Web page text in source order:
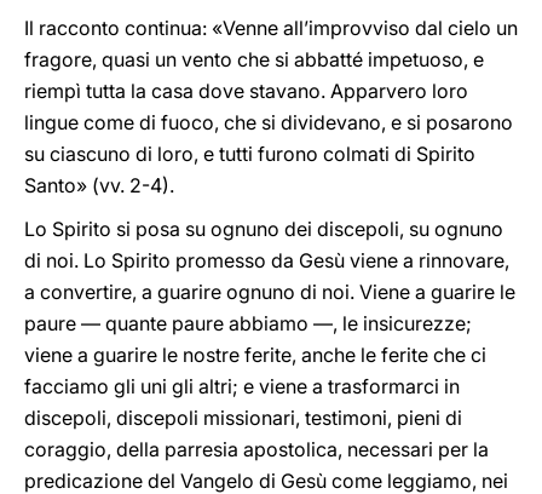
Il racconto continua: «Venne all’improvviso dal cielo un
fragore, quasi un vento che si abbatté impetuoso, e
riempì tutta la casa dove stavano. Apparvero loro
lingue come di fuoco, che si dividevano, e si posarono
su ciascuno di loro, e tutti furono colmati di Spirito
Santo» (vv. 2-4).
Lo Spirito si posa su ognuno dei discepoli, su ognuno
di noi. Lo Spirito promesso da Gesù viene a rinnovare,
a convertire, a guarire ognuno di noi. Viene a guarire le
paure — quante paure abbiamo —, le insicurezze;
viene a guarire le nostre ferite, anche le ferite che ci
facciamo gli uni gli altri; e viene a trasformarci in
discepoli, discepoli missionari, testimoni, pieni di
coraggio, della parresia apostolica, necessari per la
predicazione del Vangelo di Gesù come leggiamo, nei